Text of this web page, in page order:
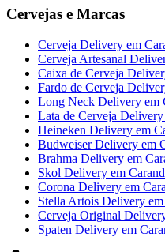
Cervejas e Marcas
Cerveja Delivery em
Cerveja Artesanal
Caixa de Cerveja
Fardo de Cerveja
Long Neck Delivery em
Lata de Cerveja Delivery
Heineken Delivery em
Budweiser Delivery em
Brahma Delivery em
Skol Delivery em
Corona Delivery em
Stella Artois Delivery em
Cerveja Original
Spaten Delivery em